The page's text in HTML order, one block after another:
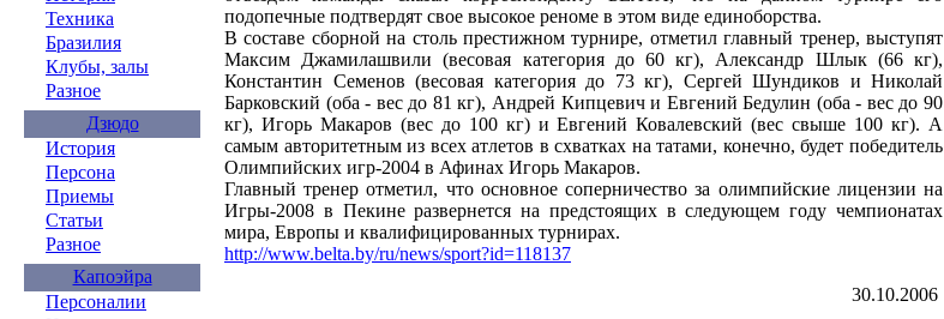
Техника
Бразилия
Клубы, залы
Разное
Дзюдо
История
Персона
Приемы
Статьи
Разное
Капоэйра
Персоналии
подопечные подтвердят свое высокое реноме в этом виде единоборства.
В составе сборной на столь престижном турнире, отметил главный тренер, выступят
Максим Джамилашвили (весовая категория до 60 кг), Александр Шлык (66 кг),
Константин Семенов (весовая категория до 73 кг), Сергей Шундиков и Николай
Барковский (оба - вес до 81 кг), Андрей Кипцевич и Евгений Бедулин (оба - вес до 90
кг), Игорь Макаров (вес до 100 кг) и Евгений Ковалевский (вес свыше 100 кг). А
самым авторитетным из всех атлетов в схватках на татами, конечно, будет победитель
Олимпийских игр-2004 в Афинах Игорь Макаров.
Главный тренер отметил, что основное соперничество за олимпийские лицензии на
Игры-2008 в Пекине развернется на предстоящих в следующем году чемпионатах
мира, Европы и квалифицированных турнирах.
http://www.belta.by/ru/news/sport?id=118137
30.10.2006